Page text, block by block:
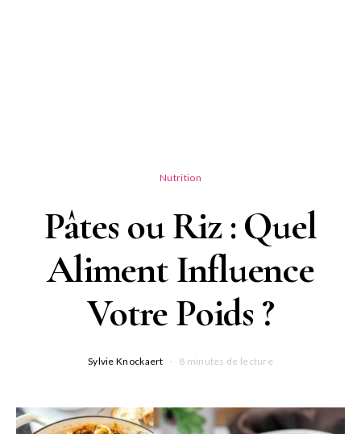
Nutrition
Pâtes ou Riz : Quel
Aliment Influence
Votre Poids ?
Sylvie Knockaert 8 minutes de lecture